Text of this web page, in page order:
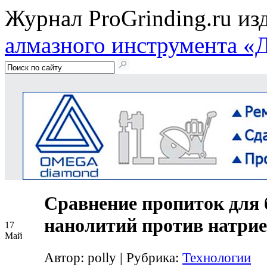
Журнал ProGrinding.ru
алмазного инструмента
17
Май
Сравнение пропиток для
нанолитий против
Автор: polly | Рубрика: Технологии